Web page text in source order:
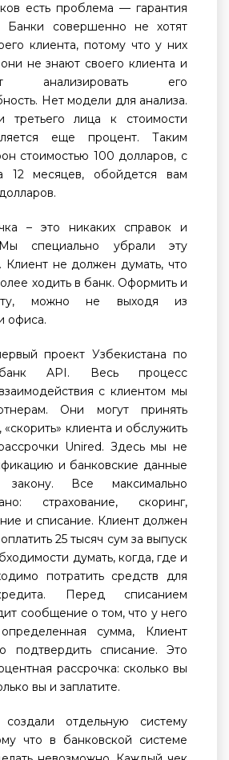
есть проблема — гарантия
Банки совершенно не хотят
клиента, потому что у них
они не знают своего клиента и
его
Нет модели для анализа.
третьего лица к стоимости
еще процент. Таким
стоимостью 100 долларов, с
12 месяцев, обойдется вам
– это никаких справок и
специально убрали эту
Клиент не должен думать, что
ходить в банк. Оформить и
можно не выходя из
офиса.
проект Узбекистана по
банк API. Весь процесс
с клиентом мы
Они могут принять
«скорить» клиента и обслужить
Unired. Здесь мы не
и банковские данные
Все максимально
страхование, скоринг,
и списание. Клиент должен
25 тысяч сум за выпуск
думать, когда, где и
потратить средств для
Перед списанием
сообщение о том, что у него
сумма, Клиент
подтвердить списание. Это
рассрочка: сколько вы
вы и заплатите.
отдельную систему
что в банковской системе